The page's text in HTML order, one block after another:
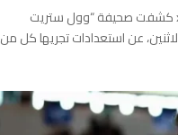
آفرين علو ـ xeber24.net كشفت صحيفة “وول ستريت
عن استعدادات تجريها كل من